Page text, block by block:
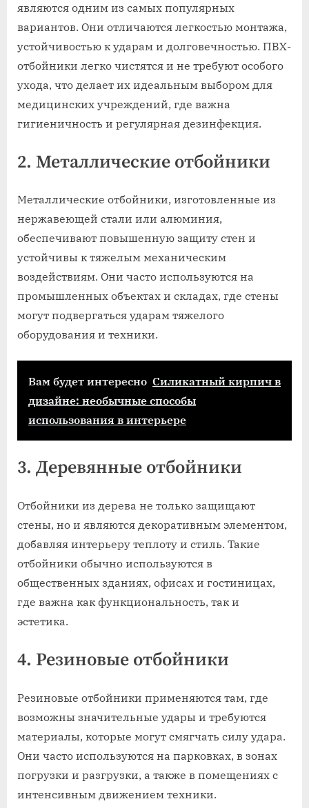
являются одним из самых популярных
вариантов. Они отличаются легкостью монтажа,
устойчивостью к ударам и долговечностью. ПВХ-
отбойники легко чистятся и не требуют особого
ухода, что делает их идеальным выбором для
медицинских учреждений, где важна
гигиеничность и регулярная дезинфекция.
2. Металлические отбойники
Металлические отбойники, изготовленные из
нержавеющей стали или алюминия,
обеспечивают повышенную защиту стен и
устойчивы к тяжелым механическим
воздействиям. Они часто используются на
промышленных объектах и складах, где стены
могут подвергаться ударам тяжелого
оборудования и техники.
Вам будет интересно Силикатный кирпич в
дизайне: необычные способы
использования в интерьере
3. Деревянные отбойники
Отбойники из дерева не только защищают
стены, но и являются декоративным элементом,
добавляя интерьеру теплоту и стиль. Такие
отбойники обычно используются в
общественных зданиях, офисах и гостиницах,
где важна как функциональность, так и
эстетика.
4. Резиновые отбойники
Резиновые отбойники применяются там, где
возможны значительные удары и требуются
материалы, которые могут смягчать силу удара.
Они часто используются на парковках, в зонах
погрузки и разгрузки, а также в помещениях с
интенсивным движением техники.